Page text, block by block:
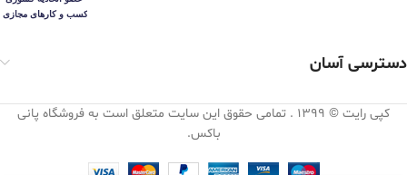
دسترسی آسان
کپی رایت © 1399 . تمامی حقوق این سایت متعلق است به فروشگاه پانی
باکس.